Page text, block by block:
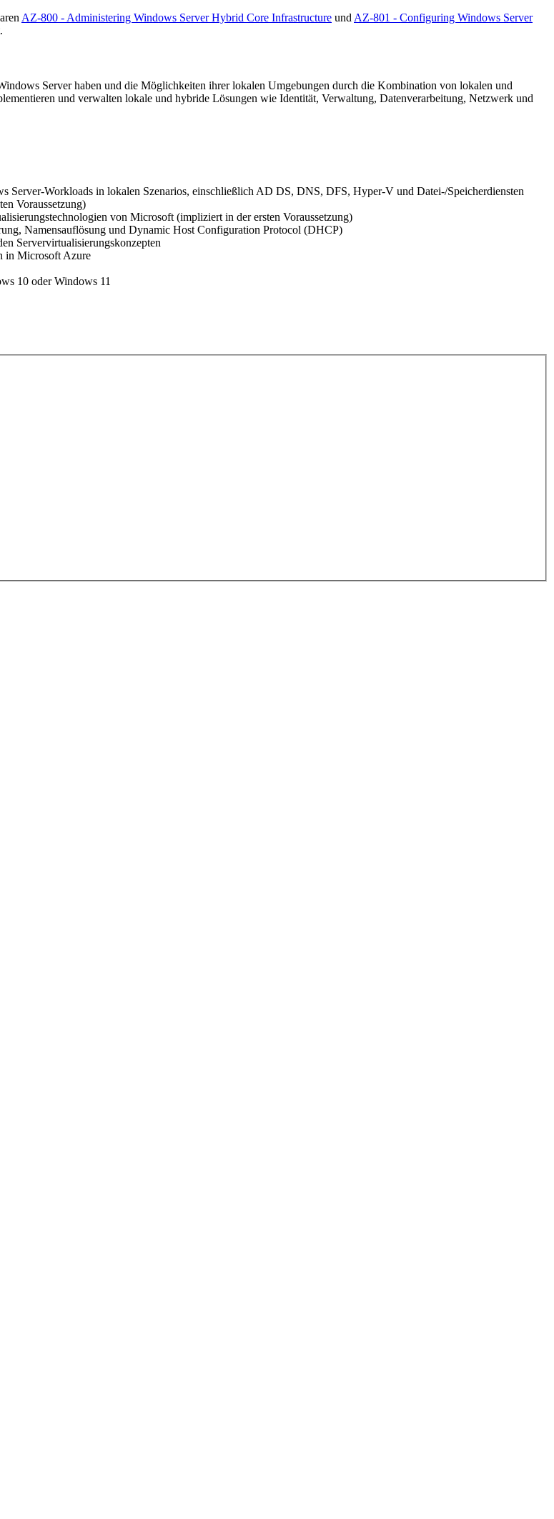
AZ-800 - Administering Windows Server Hybrid Core Infrastructure und AZ-801 - Configuring Windows Server
Server haben und die Möglichkeiten ihrer lokalen Umgebungen durch die Kombination von lokalen und
und verwalten lokale und hybride Lösungen wie Identität, Verwaltung, Datenverarbeitung, Netzwerk und
Server-Workloads in lokalen Szenarios, einschließlich AD DS, DNS, DFS, Hyper-V und Datei-/Speicherdiensten
Voraussetzung)
von Microsoft (impliziert in der ersten Voraussetzung)
Namensauflösung und Dynamic Host Configuration Protocol (DHCP)
Servervirtualisierungskonzepten
in Microsoft Azure
10 oder Windows 11